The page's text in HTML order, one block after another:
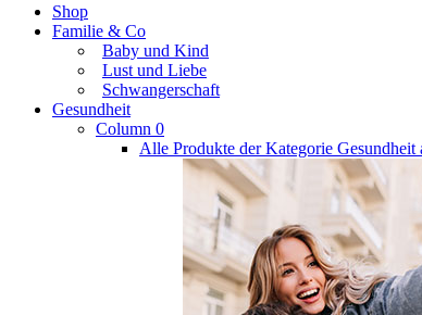
Shop
Familie & Co
Baby und Kind
Lust und Liebe
Schwangerschaft
Gesundheit
Column 0
Alle Produkte der Kategorie Gesundheit